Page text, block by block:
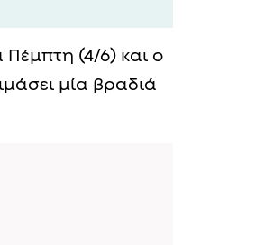
Πέμπτη (4/6) και ο
μία βραδιά